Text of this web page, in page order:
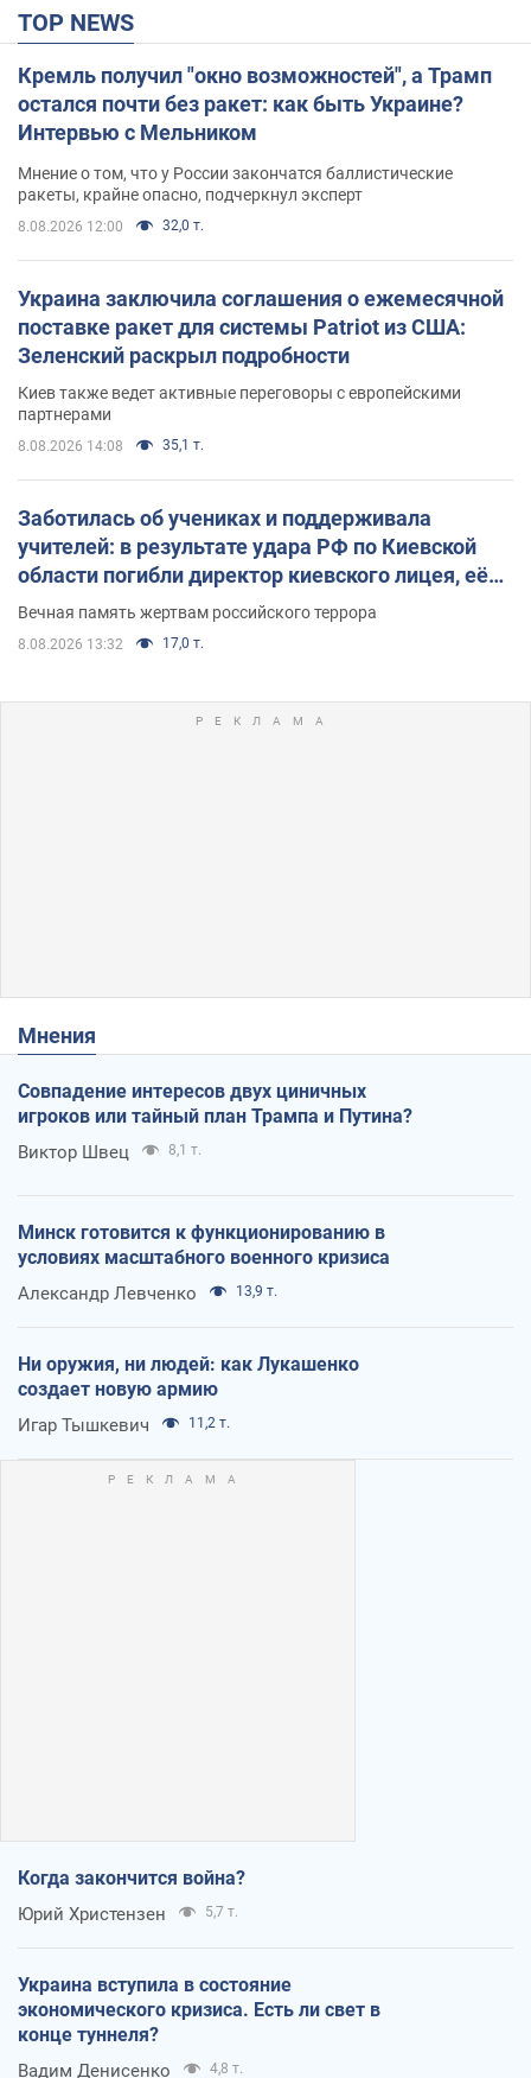
TOP NEWS
Кремль получил "окно возможностей", а Трамп
остался почти без ракет: как быть Украине?
Интервью с Мельником
Мнение о том, что у России закончатся баллистические
ракеты, крайне опасно, подчеркнул эксперт
8.08.2026 12:00 32,0 т.
Украина заключила соглашения о ежемесячной
поставке ракет для системы Patriot из США:
Зеленский раскрыл подробности
Киев также ведет активные переговоры с европейскими
партнерами
8.08.2026 14:08 35,1 т.
Заботилась об учениках и поддерживала
учителей: в результате удара РФ по Киевской
области погибли директор киевского лицея, её
муж и внук
Вечная память жертвам российского террора
8.08.2026 13:32 17,0 т.
Мнения
Совпадение интересов двух циничных
игроков или тайный план Трампа и Путина?
Виктор Швец 8,1 т.
Минск готовится к функционированию в
условиях масштабного военного кризиса
Александр Левченко 13,9 т.
Ни оружия, ни людей: как Лукашенко
создает новую армию
Игар Тышкевич 11,2 т.
Когда закончится война?
Юрий Христензен 5,7 т.
Украина вступила в состояние
экономического кризиса. Есть ли свет в
конце туннеля?
Вадим Денисенко 4,8 т.